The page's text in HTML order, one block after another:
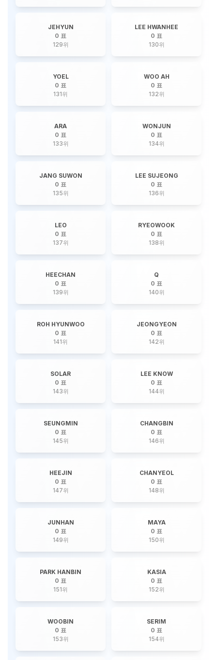
JEHYUN
0 표
129위
LEE HWANHEE
0 표
130위
YOEL
0 표
131위
WOO AH
0 표
132위
ARA
0 표
133위
WONJUN
0 표
134위
JANG SUWON
0 표
135위
LEE SUJEONG
0 표
136위
LEO
0 표
137위
RYEOWOOK
0 표
138위
HEECHAN
0 표
139위
Q
0 표
140위
ROH HYUNWOO
0 표
141위
JEONGYEON
0 표
142위
SOLAR
0 표
143위
LEE KNOW
0 표
144위
SEUNGMIN
0 표
145위
CHANGBIN
0 표
146위
HEEJIN
0 표
147위
CHANYEOL
0 표
148위
JUNHAN
0 표
149위
MAYA
0 표
150위
PARK HANBIN
0 표
151위
KASIA
0 표
152위
WOOBIN
0 표
153위
SERIM
0 표
154위